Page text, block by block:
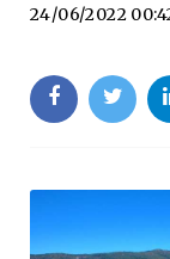
24/06/2022